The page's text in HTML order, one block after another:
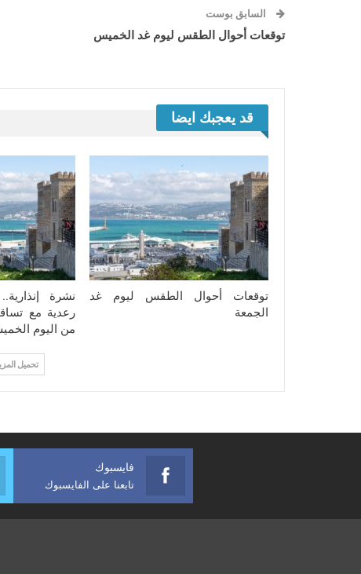
السابق بوست
توقعات أحوال الطقس ليوم غد الخميس
قد يعجبك ايضا
توقعات أحوال الطقس ليوم غد
الجمعة
نشرة
رعدية مع
من اليوم
تحميل
فايسبوك
تابعنا على الفايسبوك